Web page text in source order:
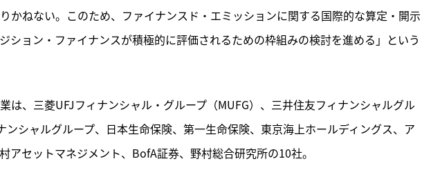
かねない。このため、ファイナンスド・エミッションに関する国際的な算定・開示
ション・ファイナンスが積極的に評価されるための枠組みの検討を進める」という
は、三菱UFJフィナンシャル・グループ（MUFG）、三井住友フィナンシャルグル
ンシャルグループ、日本生命保険、第一生命保険、東京海上ホールディングス、ア
アセットマネジメント、BofA証券、野村総合研究所の10社。